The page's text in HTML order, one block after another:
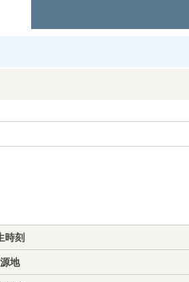
時刻
地